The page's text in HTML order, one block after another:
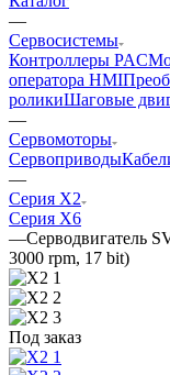
—
Сервосистемы
Контроллеры PAC
оператора HMI
роликиШаговые
—
Сервомоторы
Сервоприводы
—
Серия X2
Серия X6
—Серводвигатель
3000 rpm, 17 bit)
Под заказ